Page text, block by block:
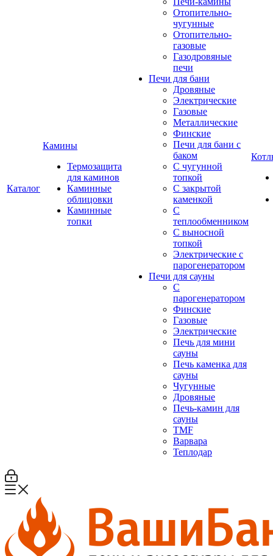
Каталог
Камины
Термозащита
для каминов
Каминные
облицовки
Каминные
топки
Отопительно-
чугунные
Отопительно-
газовые
Газодровяные
печи
Печи для бани
Дровяные
Электрические
Газовые
Металлические
Финские
Печи для бани с
баком
С чугунной
топкой
С закрытой
каменкой
С
теплообменником
С выносной
топкой
Электрические с
парогенератором
Печи для сауны
С
парогенератором
Финские
Газовые
Электрические
Печь для мини
сауны
Печь каменка для
сауны
Чугунные
Дровяные
Печь-камин для
сауны
TMF
Варвара
Теплодар